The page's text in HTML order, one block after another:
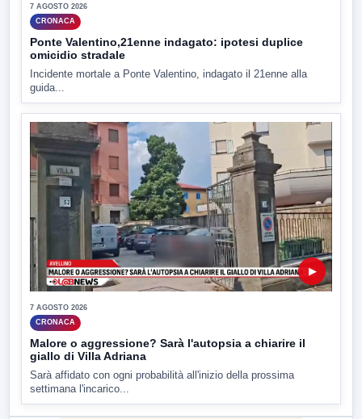
7 AGOSTO 2026
CRONACA
Ponte Valentino,21enne indagato: ipotesi duplice
omicidio stradale
Incidente mortale a Ponte Valentino, indagato il 21enne alla
guida...
▶
7 AGOSTO 2026
CRONACA
Malore o aggressione? Sarà l'autopsia a chiarire il
giallo di Villa Adriana
Sarà affidato con ogni probabilità all'inizio della prossima
settimana l'incarico...